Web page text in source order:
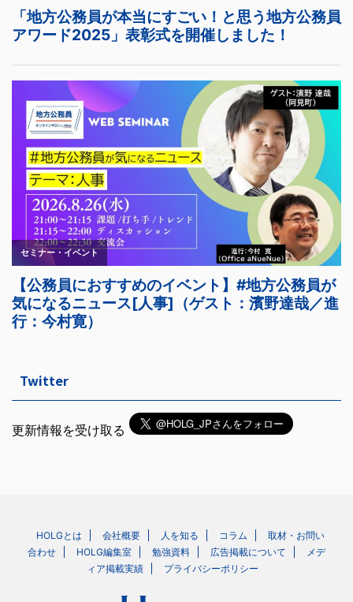
Twitter
更新情報を受け取る
HOLGとは 会社概要 人を知る コラム
取材・お問い
合わせ
HOLG編集室 勉強資料 広告掲載について
メデ
ィア掲載実績
プライバシーポリシー